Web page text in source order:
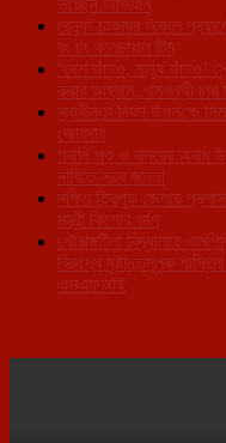
উচ্ছেদ অভিযান
রেনুকা চাকমার অকাল
রং ঢং কালচারাল টিম
‘দেশ বাঁচাও, মানুষ
করার আহ্বান, বামপন্থী
স্বাধীনতা দিবস উপলক্ষে
জোরদার
গবাদি পশু ও বানরের অবাধ
দাবিতে সরব জনতা
দক্ষিণ ত্রিপুরা জেলায়
মন্ত্রী কিশোর বর্মণ
গৌরাঙ্গটিলা বিদ্যালয়ে
বিরুদ্ধে দৃষ্টান্তমূলক
এসএফআই